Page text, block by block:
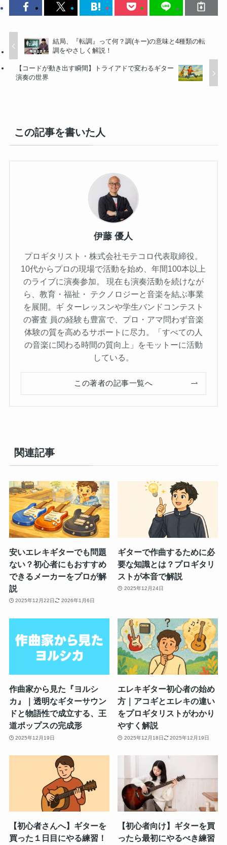
結局、『転調』って何？調(キー)の意味と4種類の転
調をやさしく解説！
【コードが動き出す瞬間】トライアドで変わるギター
演奏の世界
この記事を書いた人
伊藤 優人
プロギタリスト・株式会社モテコロ代表取締役。
10代からプロの現場で活動を始め、年間100本以上
のライブに演奏参加。 現在も演奏活動を続けなが
ら、教育・福祉・ テクノロジーと音楽を結ぶ事業
を展開。ギ ターレッスンや学生バンドコンテスト
の審査 員の経験も豊富で、プロ・アマ問わず音楽
体験の質を高めるサポートに尽力。「すべての人
の音楽に関わる時間の質向上」をモットーに活動
している。
この著者の記事一覧へ
関連記事
安いエレキギターでも問題
ない？初心者にもおすすめ
できるメーカーをプロが解
説
2025年12月22日 2026年1月6日
ギターで作曲するために必
要な知識とは？プロギタリ
ストが本音で解説
2025年12月24日
作曲家から見た『ヨルシ
カ』｜透明なギターサウン
ドと物語性で成立する、王
道ポップスの完成形
2025年12月19日
エレキギター初心者の始め
方｜アコギとエレキの違い
をプロギタリストがわかり
やすく解説
2025年12月18日 2025年12月19日
【初心者さんへ】ギターを
買った１日目にやる練習！
【初心者向け】ギターを買
ったら最初にやるべき練習